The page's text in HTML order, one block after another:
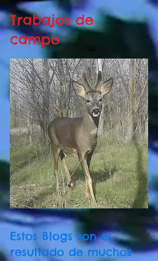
Trabajos de
campo
Estos Blogs son el
resultado de muchos